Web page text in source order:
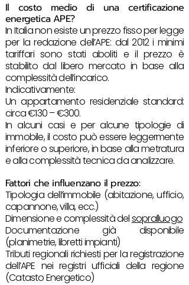
Il costo medio di una certificazione
energetica APE?
In Italia non esiste un prezzo fisso per legge
per la redazione dell’APE: dal 2012 i minimi
tariffari sono stati aboliti e il prezzo è
stabilito dal libero mercato in base alla
complessità dell’incarico.
Indicativamente:
Un appartamento residenziale standard:
circa €130 – €300.
In alcuni casi e per alcune tipologie di
immobile, il costo può essere leggermente
inferiore o superiore, in base alla metratura
e alla complessità tecnica da analizzare.
Fattori che influenzano il prezzo:
Tipologia dell’immobile (abitazione, ufficio,
capannone, villa, ecc.)
Dimensione e complessità delsopralluogo
Documentazione già disponibile
(planimetrie, libretti impianti)
Tributi regionali richiesti per la registrazione
dell’APE nei registri ufficiali della regione
(Catasto Energetico)